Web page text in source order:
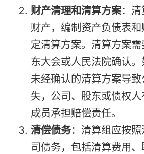
财产清理和清算方案：清
财产，编制资产负债表
定清算方案。清算方案
东大会或人民法院确认
未经确认的清算方案导
失，公司、股东或债权
成员承担赔偿责任。
清偿债务：清算组应按
司债务，包括清算费用